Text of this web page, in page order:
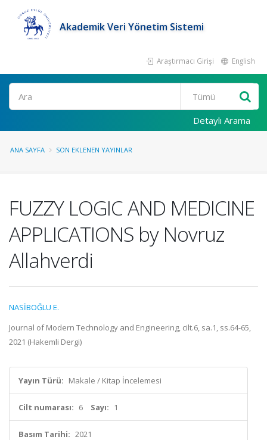
Akademik Veri Yönetim Sistemi
Araştırmacı Girişi English
Ara
Detaylı Arama
ANA SAYFA SON EKLENEN YAYINLAR
FUZZY LOGIC AND MEDICINE
APPLICATIONS by Novruz
Allahverdi
NASİBOĞLU E.
Journal of Modern Technology and Engineering, cilt.6, sa.1, ss.64-65,
2021 (Hakemli Dergi)
Yayın Türü: Makale / Kitap İncelemesi
Cilt numarası: 6 Sayı: 1
Basım Tarihi: 2021